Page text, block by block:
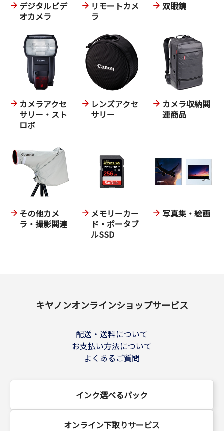
デジタルビデ
オカメラ
リモートカメ
ラ
双眼鏡
カメラアクセ
サリー・スト
ロボ
レンズアクセ
サリー
カメラ収納関
連商品
その他カメ
ラ・撮影関連
メモリーカー
ド・ポータブ
ルSSD
写真集・絵画
キヤノンオンラインショップサービス
配送・送料について
お支払い方法について
よくあるご質問
インク選べるパック
オンライン下取りサービス